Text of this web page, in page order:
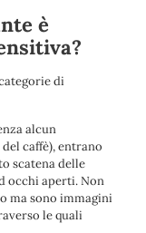
è
di
alcun
caffè), entrano
scatena delle
occhi aperti. Non
ma sono immagini
le quali